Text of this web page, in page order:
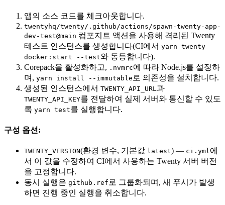
앱의 소스 코드를 체크아웃합니다.
twentyhq/twenty/.github/actions/spawn-twenty-app-
dev-test@main 컴포지트 액션을 사용해 격리된 Twenty
테스트 인스턴스를 생성합니다(CI에서 yarn twenty
docker:start --test와 동등합니다).
Corepack을 활성화하고, .nvmrc에 따라 Node.js를 설정하
며, yarn install --immutable 로 의존성을 설치합니다.
생성된 인스턴스에서 TWENTY_API_URL 과
TWENTY_API_KEY를 전달하여 실제 서버와 통신할 수 있도
록 yarn test를 실행합니다.
구성 옵션:
TWENTY_VERSION(환경 변수, 기본값 latest) — ci.yml 에
서 이 값을 수정하여 CI에서 사용하는 Twenty 서버 버전
을 고정합니다.
동시 실행은 github.ref 로 그룹화되며, 새 푸시가 발생
하면 진행 중인 실행을 취소합니다.